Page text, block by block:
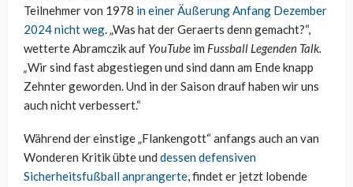
Teilnehmer von 1978 in einer Äußerung Anfang Dezember
2024 nicht weg. „Was hat der Geraerts denn gemacht?“,
wetterte Abramczik auf YouTube im Fussball Legenden Talk.
„Wir sind fast abgestiegen und sind dann am Ende knapp
Zehnter geworden. Und in der Saison drauf haben wir uns
auch nicht verbessert.“
Während der einstige „Flankengott“ anfangs auch an van
Wonderen Kritik übte und dessen defensiven
Sicherheitsfußball anprangerte, findet er jetzt lobende